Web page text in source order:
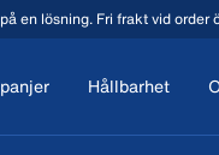
en lösning. Fri frakt vid
Hållbarhet